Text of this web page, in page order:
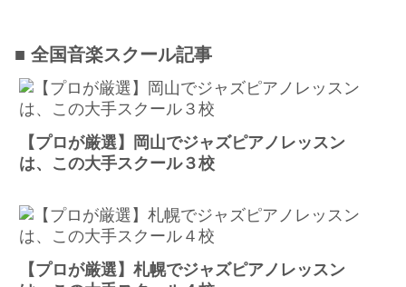
■ 全国音楽スクール記事
【プロが厳選】岡山でジャズピアノレッスン
は、この大手スクール３校
【プロが厳選】札幌でジャズピアノレッスン